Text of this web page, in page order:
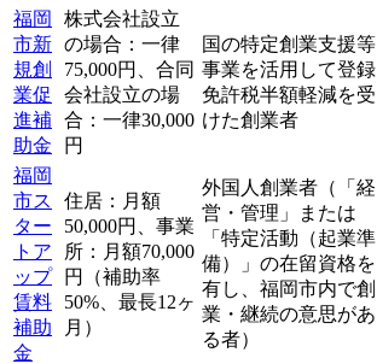
福岡
市新
規創
業促
進補
助金
株式会社設立
の場合：一律
75,000円、合同
会社設立の場
合：一律30,000
円
国の特定創業支援等
事業を活用して登録
免許税半額軽減を受
けた創業者
福岡
市ス
ター
トア
ップ
賃料
補助
金
住居：月額
50,000円、事業
所：月額70,000
円（補助率
50%、最長12ヶ
月）
外国人創業者（「経
営・管理」または
「特定活動（起業準
備）」の在留資格を
有し、福岡市内で創
業・継続の意思があ
る者）